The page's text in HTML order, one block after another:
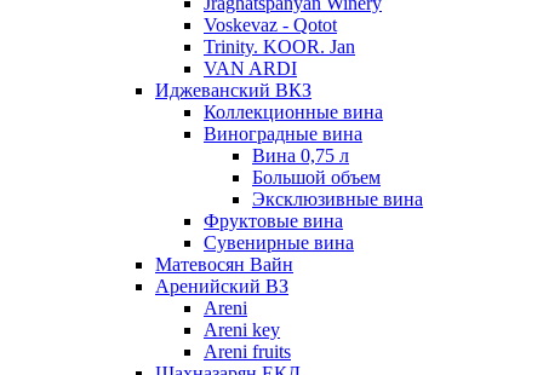
Voskevaz - Qotot
Trinity. KOOR. Jan
VAN ARDI
Иджеванский ВКЗ
Коллекционные вина
Виноградные вина
Вина 0,75 л
Большой объем
Эксклюзивные вина
Фруктовые вина
Cувенирные вина
Матевосян Вайн
Аренийский ВЗ
Areni
Areni key
Areni fruits